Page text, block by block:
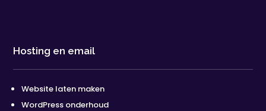
Hosting en email
Website laten maken
WordPress onderhoud